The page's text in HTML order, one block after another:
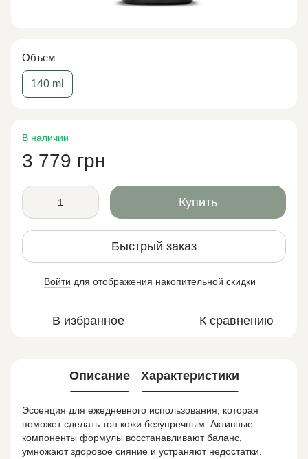
Объем
140 ml
В наличии
3 779 грн
Купить
Быстрый заказ
Войти для отображения накопительной скидки
В избранное К сравнению
Описание Характеристики
Эссенция для ежедневного использования, которая
поможет сделать тон кожи безупречным. Активные
компоненты формулы восстанавливают баланс,
умножают здоровое сияние и устраняют недостатки.